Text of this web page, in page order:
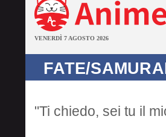
VENERDÌ 7 AGOSTO 2026
FATE/
"Ti chiedo, sei tu il